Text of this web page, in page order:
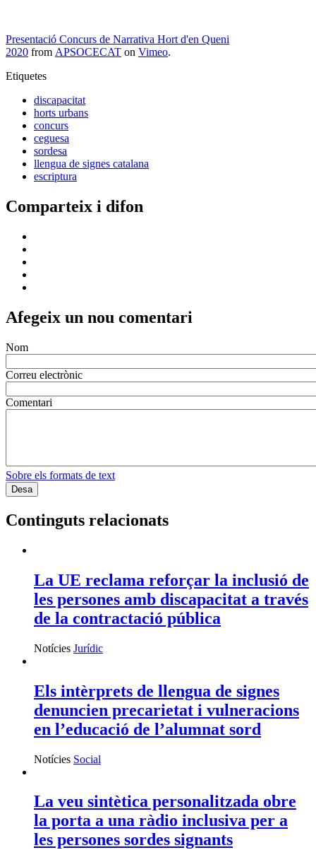
Presentació Concurs de Narrativa Hort d'en Queni
2020 from APSOCECAT on Vimeo.
Etiquetes
discapacitat
horts urbans
concurs
ceguesa
sordesa
llengua de signes catalana
escriptura
Comparteix i difon
Afegeix un nou comentari
Nom
Correu electrònic
Comentari
Sobre els formats de text
Continguts relacionats
La UE reclama reforçar la inclusió de
les persones amb discapacitat a través
de la contractació pública
Notícies Jurídic
Els intèrprets de llengua de signes
denuncien precarietat i vulneracions
en l’educació de l’alumnat sord
Notícies Social
La veu sintètica personalitzada obre
la porta a una ràdio inclusiva per a
les persones sordes signants